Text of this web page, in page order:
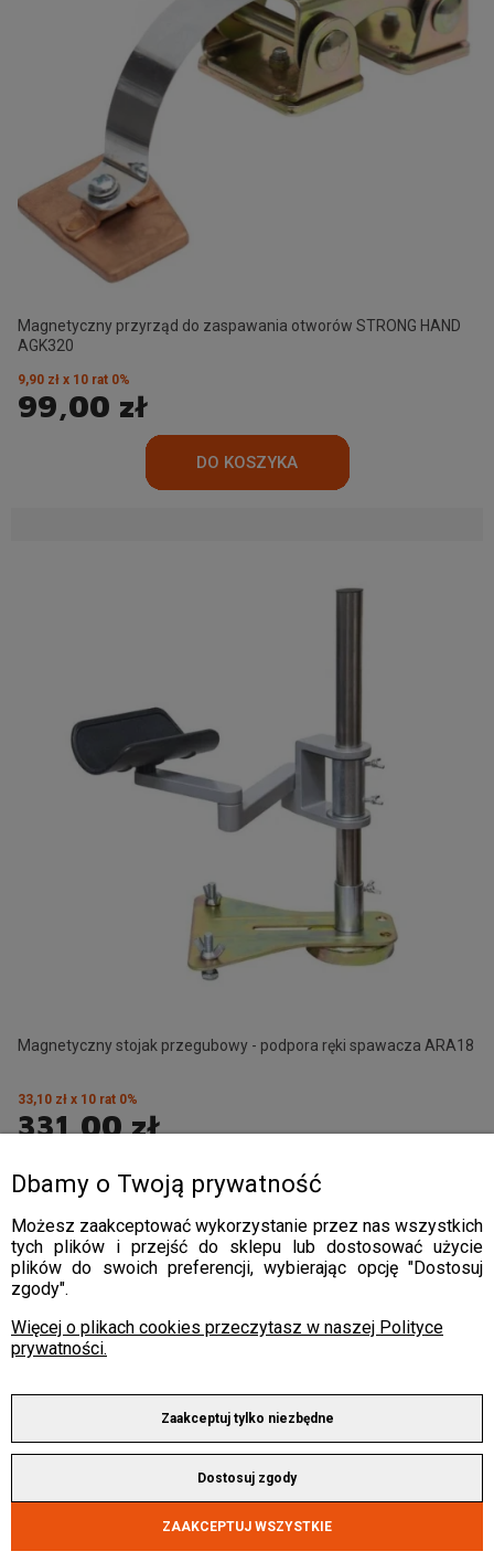
Magnetyczny przyrząd do zaspawania otworów STRONG HAND
AGK320
99,00 zł
9,90 zł x 10 rat 0%
Magnetyczny stojak przegubowy - podpora ręki spawacza ARA18
331,00 zł
33,10 zł x 10 rat 0%
Dbamy o Twoją prywatność
Możesz zaakceptować wykorzystanie przez nas wszystkich
tych plików i przejść do sklepu lub dostosować użycie
plików do swoich preferencji, wybierając opcję "Dostosuj
zgody".
Więcej o plikach cookies przeczytasz w naszej Polityce
prywatności.
Zaakceptuj tylko niezbędne
Dostosuj zgody
ZAAKCEPTUJ WSZYSTKIE